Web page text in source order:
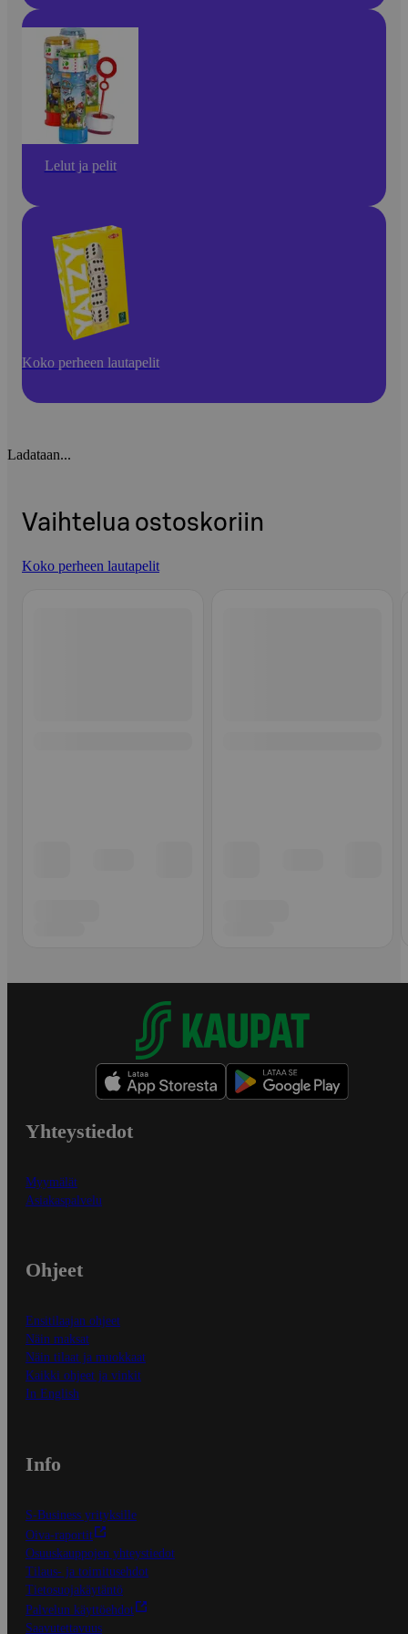
Lelut ja pelit
Koko perheen lautapelit
Ladataan...
Vaihtelua ostoskoriin
Koko perheen lautapelit
Yhteystiedot
Myymälät
Asiakaspalvelu
Ohjeet
Ensitilaajan ohjeet
Näin maksat
Näin tilaat ja muokkaat
Kaikki ohjeet ja vinkit
In English
Info
S-Business yrityksille
Oiva-raportit
Osuuskauppojen yhteystiedot
Tilaus- ja toimitusehdot
Tietosuojakäytäntö
Palvelun käyttöehdot
Saavutettavuus